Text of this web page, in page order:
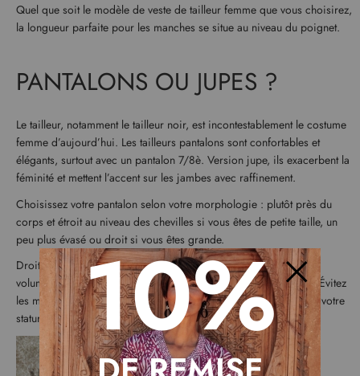
Quel que soit le modèle de veste de tailleur femme que vous choisirez,
la longueur parfaite pour les manches se situe au niveau du poignet.
PANTALONS OU JUPES ?
Le tailleur, notamment le tailleur noir, est incontestablement le costume
femme d’aujourd’hui. Les tailleurs pantalons sont confortables et
élégants, surtout avec un pantalon 7/8è. Version jupe, ils exacerbent la
féminité et mettent l’accent sur les jambes avec raffinement.
Choisissez votre pantalon selon votre morphologie : plutôt près du
corps et étroit au niveau des chevilles si vous êtes de petite taille, un
peu plus évasé ou droit si vous êtes grande.
Droite pour son côté chic ou légèrement évasée pour créer du
volume, la jupe peut arriver au genou ou légèrement au-dessus. Évitez
les modèles de jupes au-dessous du genou ou mi-mollet, sauf si votre
stature grande et élancée le permet !
Fermer
10%